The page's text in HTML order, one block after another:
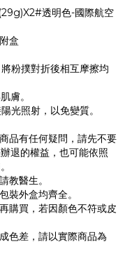
透明色-國際航空
盒
粉撲對折後相互摩擦均
膚。
光照射，以免變質。
品有任何疑問，請先不要
退的權益，也可能依照
教醫生。
裝外盒均齊全。
購買，若因顏色不符或皮
色差，請以實際商品為